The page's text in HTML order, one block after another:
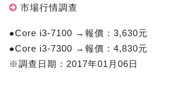
市場行情調查
●Core i3-7100 →報價：3,630元
●Core i3-7300 →報價：4,830元
※調查日期：2017年01月06日